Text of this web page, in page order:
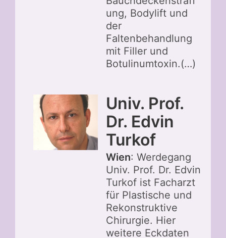
ung, Bodylift und
der
Faltenbehandlung
mit Filler und
Botulinumtoxin.(…)
Univ. Prof.
Dr. Edvin
Turkof
Wien: Werdegang
Univ. Prof. Dr. Edvin
Turkof ist Facharzt
für Plastische und
Rekonstruktive
Chirurgie. Hier
weitere Eckdaten